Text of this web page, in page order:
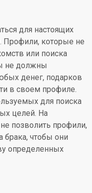
для настоящих
Профили, которые не
или поиска
не должны
денег, подарков
в своем профиле.
для поиска
целей. На
позволить профили,
брака, чтобы они
определенных